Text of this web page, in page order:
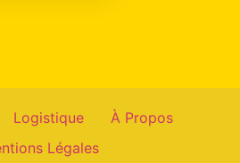
Logistique
À Propos
Légales